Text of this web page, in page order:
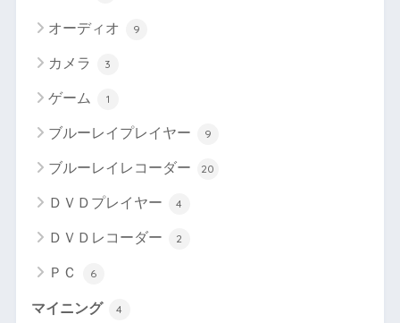
オーディオ 9
カメラ 3
ゲーム 1
ブルーレイプレイヤー 9
ブルーレイレコーダー 20
ＤＶＤプレイヤー 4
ＤＶＤレコーダー 2
ＰＣ 6
マイニング 4